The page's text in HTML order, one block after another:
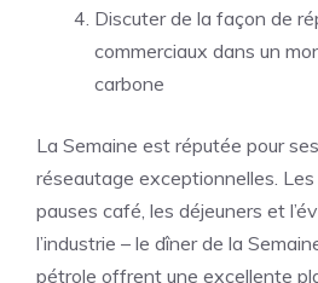
Discuter de la façon de
commerciaux dans un
carbone
La Semaine est réputée pour
réseautage exceptionnelles.
pauses café, les déjeuners et
l’industrie – le dîner de la
pétrole offrent une excellente